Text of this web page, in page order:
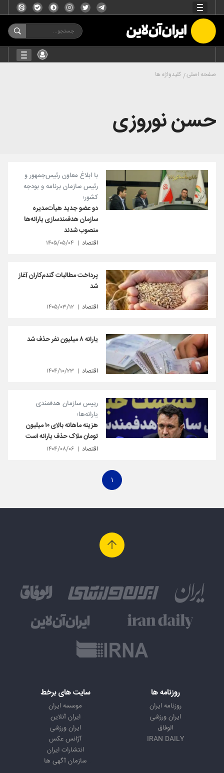
صفحه اصلی کلیدواژه ها
حسن نوروزی
با ابلاغ معاون رئیس‌جمهور و
رئیس سازمان برنامه و بودجه
کشور؛
دو عضو جدید هیأت‌مدیره
سازمان هدفمندسازی یارانه‌ها
منصوب شدند
اقتصاد ۱۴۰۵/۰۵/۰۴
پرداخت مطالبات گندم‌کاران آغاز
شد
اقتصاد ۱۴۰۵/۰۳/۱۲
یارانه ۸ میلیون نفر حذف شد
اقتصاد ۱۴۰۴/۱۰/۲۳
رییس سازمان هدفمندی
یارانه‌ها؛
هزینه ماهانه بالای ۱۰ میلیون
تومان ملاک حذف یارانه است
اقتصاد ۱۴۰۴/۰۸/۰۶
۱
روزنامه ها
روزنامه ایران
ایران ورزشی
الوفاق
IRAN DAILY
سایت های برخط
موسسه ایران
ایران آنلاین
ایران ورزشی
آژانس عکس
انتشارات ایران
سازمان آگهی ها